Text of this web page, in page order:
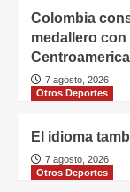
Colombia
medallero
7 agosto, 2026
Otros Deportes
El idioma
7 agosto, 2026
Otros Deportes